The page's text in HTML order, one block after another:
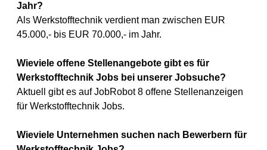
Jahr?
Als Werkstofftechnik verdient man zwischen EUR
45.000,- bis EUR 70.000,- im Jahr.
Wieviele offene Stellenangebote gibt es für
Werkstofftechnik Jobs bei unserer Jobsuche?
Aktuell gibt es auf JobRobot 8 offene Stellenanzeigen
für Werkstofftechnik Jobs.
Wieviele Unternehmen suchen nach Bewerbern für